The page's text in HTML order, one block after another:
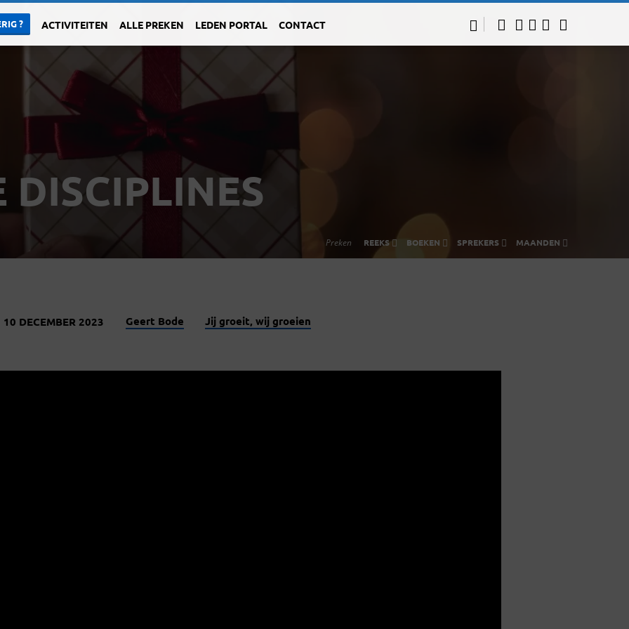
? ACTIVITEITEN ALLE PREKEN LEDEN PORTAL CONTACT
DISCIPLINES
Preken REEKS BOEKEN SPREKERS MAANDEN
10 DECEMBER 2023 Geert Bode Jij groeit, wij groeien